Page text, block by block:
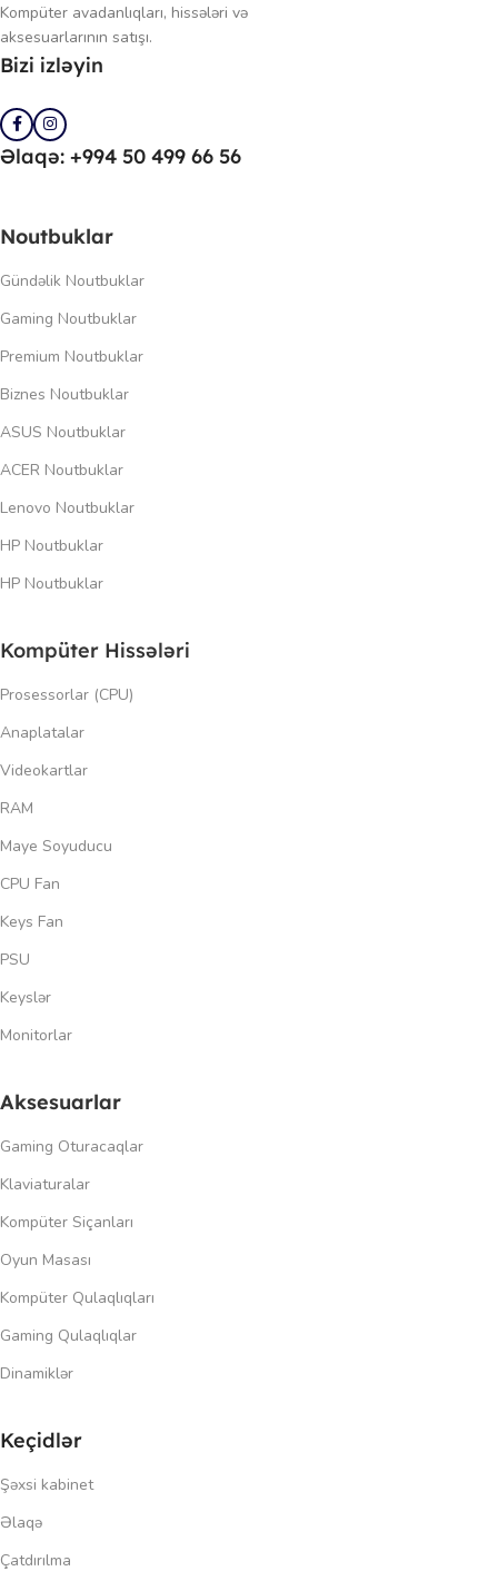
Kompüter avadanlıqları, hissələri və
aksesuarlarının satışı.
Bizi izləyin
Əlaqə: +994 50 499 66 56
Noutbuklar
Gündəlik Noutbuklar
Gaming Noutbuklar
Premium Noutbuklar
Biznes Noutbuklar
ASUS Noutbuklar
ACER Noutbuklar
Lenovo Noutbuklar
HP Noutbuklar
HP Noutbuklar
Kompüter Hissələri
Prosessorlar (CPU)
Anaplatalar
Videokartlar
RAM
Maye Soyuducu
CPU Fan
Keys Fan
PSU
Keyslər
Monitorlar
Aksesuarlar
Gaming Oturacaqlar
Klaviaturalar
Kompüter Siçanları
Oyun Masası
Kompüter Qulaqlıqları
Gaming Qulaqlıqlar
Dinamiklər
Keçidlər
Şəxsi kabinet
Əlaqə
Çatdırılma